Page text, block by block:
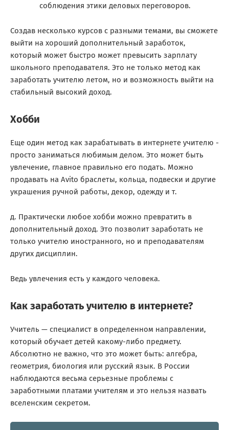
соблюдения этики деловых переговоров.
Создав несколько курсов с разными темами, вы сможете
выйти на хороший дополнительный заработок,
который может быстро может превысить зарплату
школьного преподавателя. Это не только метод как
заработать учителю летом, но и возможность выйти на
стабильный высокий доход.
Хобби
Еще один метод как зарабатывать в интернете учителю -
просто заниматься любимым делом. Это может быть
увлечение, главное правильно его подать. Можно
продавать на Avito браслеты, кольца, подвески и другие
украшения ручной работы, декор, одежду и т.
д. Практически любое хобби можно превратить в
дополнительный доход. Это позволит заработать не
только учителю иностранного, но и преподавателям
других дисциплин.
Ведь увлечения есть у каждого человека.
Как заработать учителю в интернете?
Учитель — специалист в определенном направлении,
который обучает детей какому-либо предмету.
Абсолютно не важно, что это может быть: алгебра,
геометрия, биология или русский язык. В России
наблюдаются весьма серьезные проблемы с
заработными платами учителям и это нельзя назвать
вселенским секретом.